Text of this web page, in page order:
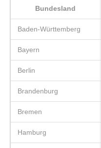
Bundesland
Baden-Württemberg
Bayern
Berlin
Brandenburg
Bremen
Hamburg